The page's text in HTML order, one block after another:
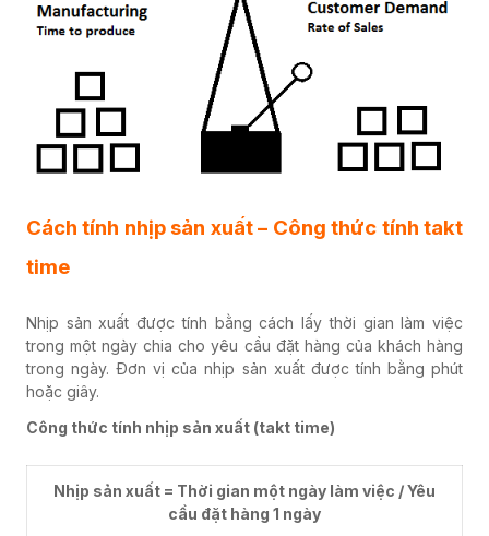
Cách tính nhịp sản xuất – Công thức tính takt
time
Nhịp sản xuất được tính bằng cách lấy thời gian làm việc
trong một ngày chia cho yêu cầu đặt hàng của khách hàng
trong ngày. Đơn vị của nhịp sản xuất được tính bằng phút
hoặc giây.
Công thức tính nhịp sản xuất (takt time)
Nhịp sản xuất = Thời gian một ngày làm việc / Yêu
cầu đặt hàng 1 ngày